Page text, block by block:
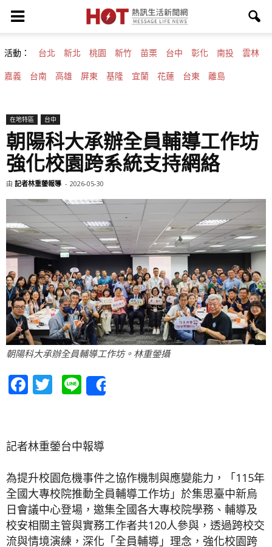
活動： 台北 新北 桃園 新竹 苗栗 台中 彰化 南投 雲林
嘉義 台南 高雄 屏東 基隆 宜蘭 花蓮 台東 離島
在地特區 台中
朝陽科大承辦全員輔導工作坊
強化校園跨系統支持網絡
由 記者林重鎣報導 - 2026-05-30
朝陽科大承辦全員輔導工作坊。林重鎣攝
Facebook
Twitter
Line
記者林重鎣台中報導
為提升校園危機事件之協作機制與應變能力，「115年
全國大專校院推動全員輔導工作坊」於集思臺中新烏
日會議中心登場，邀集全國各大專校院學務、輔導及
校安相關主管與實務工作者共120人參與，透過跨校交
流與情境演練，深化「全員輔導」理念，強化校園跨